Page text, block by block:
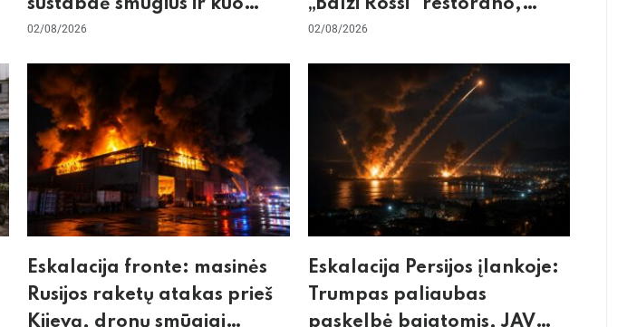
sustabdė smūgius ir kuo
rizikuoja pasaulio
ekonomika
02/08/2026
„Balzi Rossi“ restorano,
mirtininkės apgulė ir tikrieji
taikiniai
02/08/2026
Eskalacija fronte: masinės
Rusijos raketų atakas prieš
Kijevą, dronų smūgiai
Eskalacija Persijos įlankoje:
Trumpas paliaubas
paskelbė baigtomis, JAV